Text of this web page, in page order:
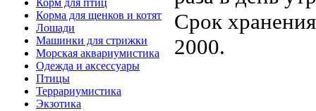
Корм для птиц
Корма для щенков и котят
Лошади
Машинки для стрижки
Морская аквариумистика
Одежда и аксессуары
Птицы
Террариумистика
Экзотика
Срок
2000.